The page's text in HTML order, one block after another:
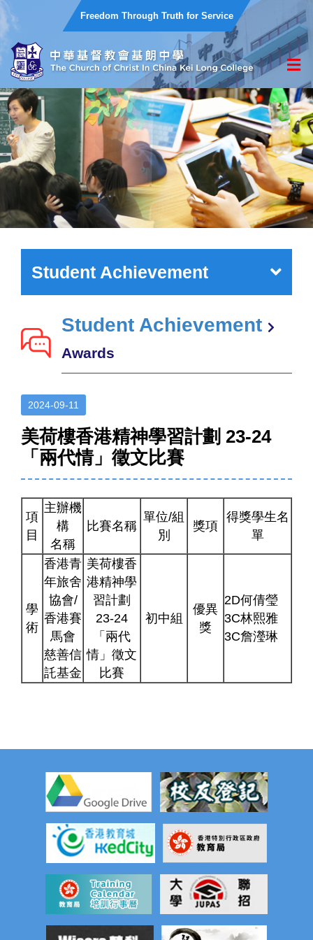
Freedom Through Truth for Service
Student Achievement
Student Achievement
Awards
2024-09-11
美荷樓香港精神學習計劃 23-24
「兩代情」徵文比賽
項
目
主辦機
構
名稱
比賽名稱
單位/組
別
獎項
得獎學生名
單
學
術
香港青
年旅舍
協會/
香港賽
馬會
慈善信
託基金
美荷樓香
港精神學
習計劃
23-24
「兩代
情」徵文
比賽
初中組
優異
獎
2D何倩瑩
3C林熙雅
3C詹瀅琳